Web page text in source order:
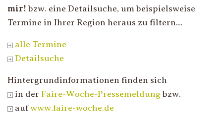
mir! bzw. eine Detailsuche, um beispielsweise
Termine in Ihrer Region heraus zu filtern…
alle Termine
Detailsuche
Hintergrundinformationen finden sich
in der Faire-Woche-Pressemeldung bzw.
auf www.faire-woche.de